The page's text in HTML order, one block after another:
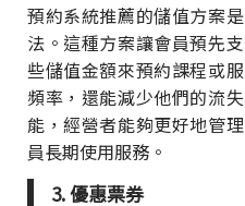
預約系統推薦的儲值方案
法。這種方案讓會員預先
些儲值金額來預約課程或
頻率，還能減少他們的流
能，經營者能夠更好地管
員長期使用服務。
3. 優惠票券